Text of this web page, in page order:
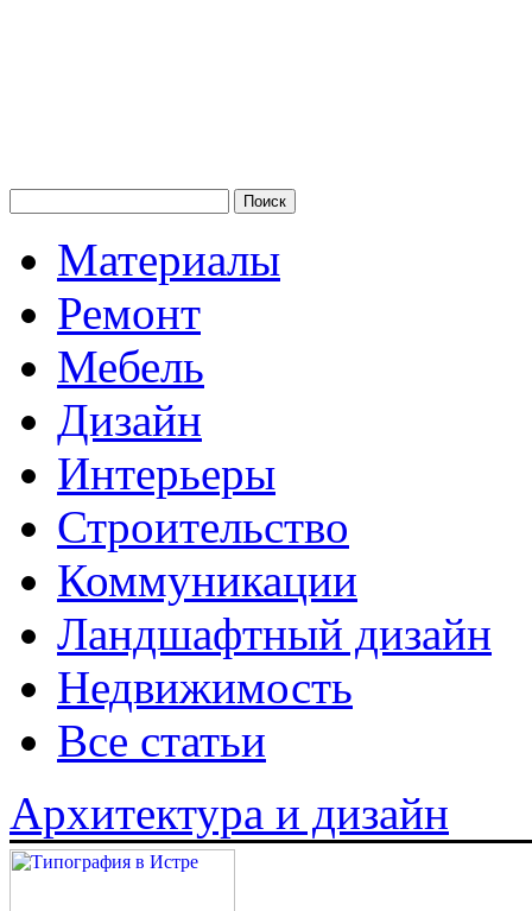
Материалы
Ремонт
Мебель
Дизайн
Интерьеры
Строительство
Коммуникации
Ландшафтный дизайн
Недвижимость
Все статьи
Архитектура и дизайн